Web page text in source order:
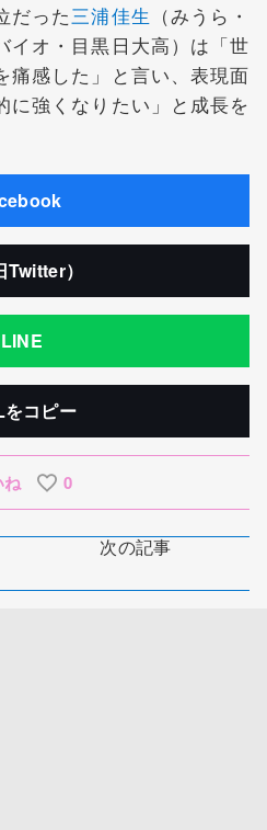
だった三浦佳生 （みうら・
イオ・目黒日大高）は「世
痛感した」と言い、表現面
に強くなりたい」と成長を
Twitter）
LINE
コピー
ね 0
次の記事